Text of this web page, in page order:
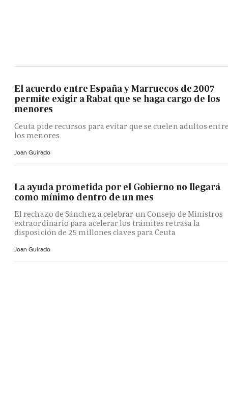
El acuerdo entre España y Marruecos de 2007
permite exigir a Rabat que se haga cargo de los
menores
Ceuta pide recursos para evitar que se cuelen adultos
los menores
Joan Guirado
La ayuda prometida por el Gobierno no llegará
como mínimo dentro de un mes
El rechazo de Sánchez a celebrar un Consejo de Ministros
extraordinario para acelerar los trámites retrasa la
disposición de 25 millones claves para Ceuta
Joan Guirado